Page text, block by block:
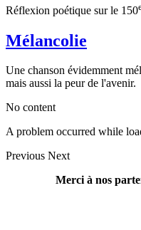
Réflexion poétique sur le 150
Mélancolie
Une chanson évidemment
mais aussi la peur de l'avenir.
No content
A problem occurred while
Previous Next
Merci à nos